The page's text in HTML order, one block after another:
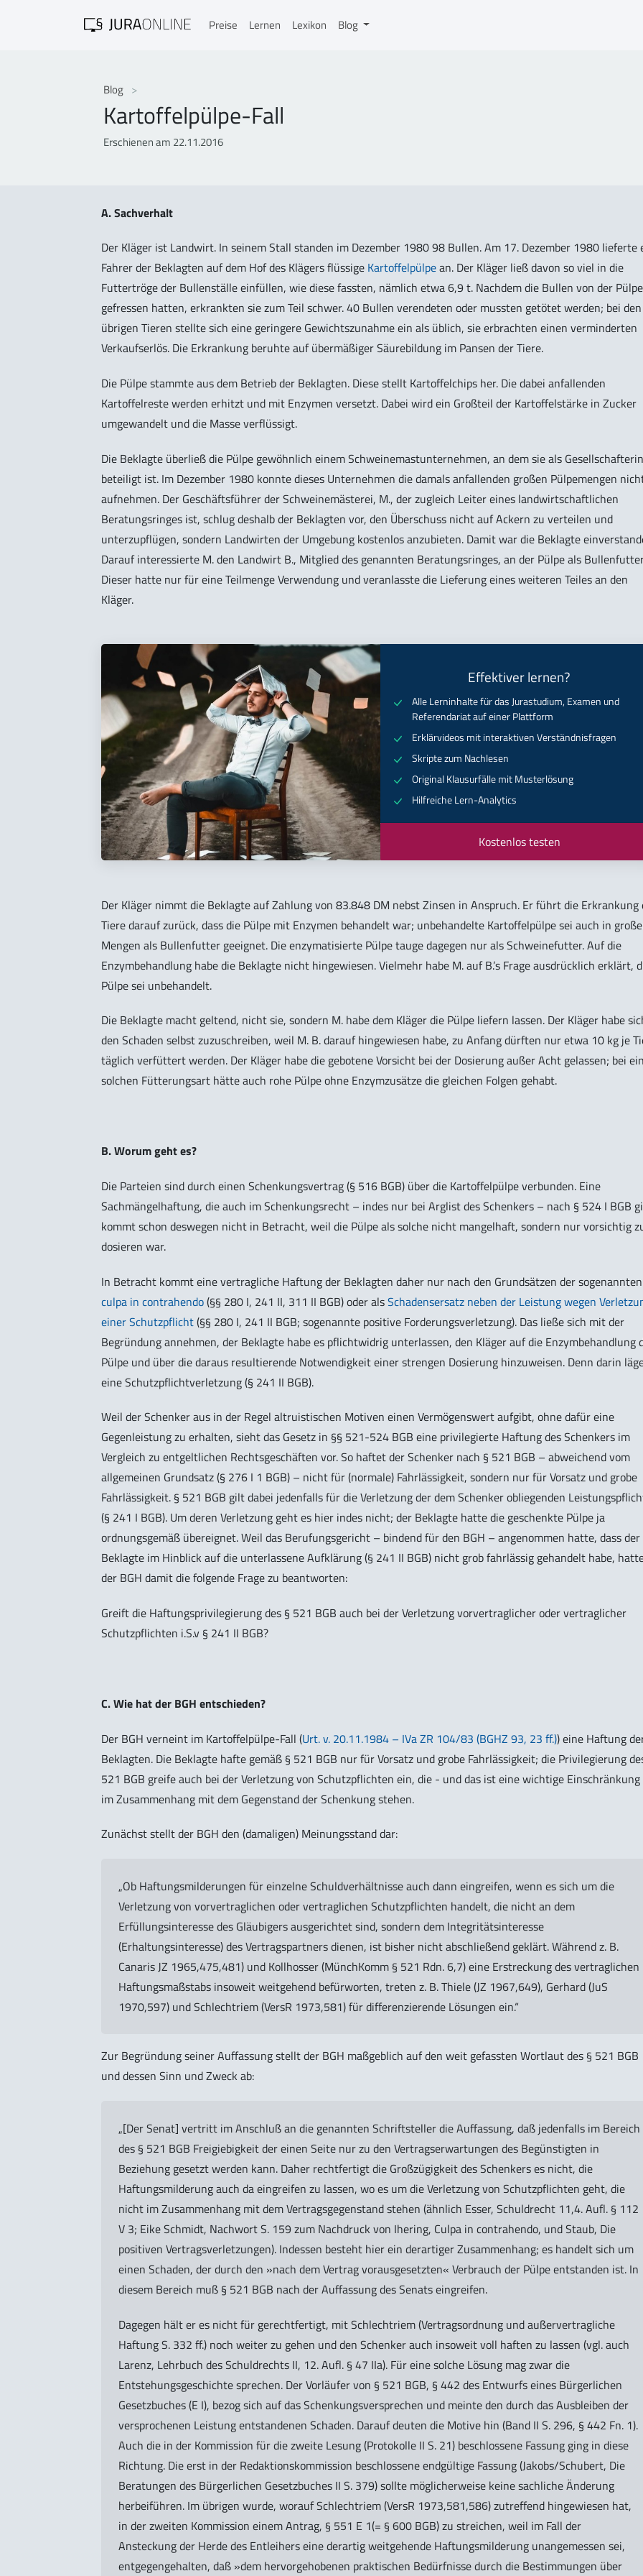
Preise Lernen Lexikon Blog
Blog
Kartoffelpülpe-Fall
Erschienen am 22.11.2016
A. Sachverhalt
Der Kläger ist Landwirt. In seinem Stall standen im Dezember 1980 98 Bullen. Am 17. Dezember 1980 lieferte
Fahrer der Beklagten auf dem Hof des Klägers flüssige Kartoffelpülpean. Der Kläger ließ davon so viel in die
Futtertröge der Bullenställe einfüllen, wie diese fassten, nämlich etwa 6,9 t. Nachdem die Bullen von der Pülpe
gefressen hatten, erkrankten sie zum Teil schwer. 40 Bullen verendeten oder mussten getötet werden; bei den
übrigen Tieren stellte sich eine geringere Gewichtszunahme ein als üblich, sie erbrachten einen verminderten
Verkaufserlös. Die Erkrankung beruhte auf übermäßiger Säurebildung im Pansen der Tiere.
Die Pülpe stammte aus dem Betrieb der Beklagten. Diese stellt Kartoffelchips her. Die dabei anfallenden
Kartoffelreste werden erhitzt und mit Enzymen versetzt. Dabei wird ein Großteil der Kartoffelstärke in Zucker
umgewandelt und die Masse verflüssigt.
Die Beklagte überließ die Pülpe gewöhnlich einem Schweinemastunternehmen, an dem sie als Gesellschafterin
beteiligt ist. Im Dezember 1980 konnte dieses Unternehmen die damals anfallenden großen Pülpemengen
aufnehmen. Der Geschäftsführer der Schweinemästerei, M., der zugleich Leiter eines landwirtschaftlichen
Beratungsringes ist, schlug deshalb der Beklagten vor, den Überschuss nicht auf Ackern zu verteilen und
unterzupflügen, sondern Landwirten der Umgebung kostenlos anzubieten. Damit war die Beklagte
Darauf interessierte M. den Landwirt B., Mitglied des genannten Beratungsringes, an der Pülpe als
Dieser hatte nur für eine Teilmenge Verwendung und veranlasste die Lieferung eines weiteren Teiles an den
Kläger.
Effektiver lernen?
Alle Lerninhalte für das Jurastudium, Examen und
Referendariat auf einer Plattform
Erklärvideos mit interaktiven Verständnisfragen
Skripte zum Nachlesen
Original Klausurfälle mit Musterlösung
Hilfreiche Lern-Analytics
Kostenlos testen
Der Kläger nimmt die Beklagte auf Zahlung von 83.848 DM nebst Zinsen in Anspruch. Er führt die Erkrankung
Tiere darauf zurück, dass die Pülpe mit Enzymen behandelt war; unbehandelte Kartoffelpülpe sei auch in
Mengen als Bullenfutter geeignet. Die enzymatisierte Pülpe tauge dagegen nur als Schweinefutter. Auf die
Enzymbehandlung habe die Beklagte nicht hingewiesen. Vielmehr habe M. auf B.’s Frage ausdrücklich erklärt,
Pülpe sei unbehandelt.
Die Beklagte macht geltend, nicht sie, sondern M. habe dem Kläger die Pülpe liefern lassen. Der Kläger habe
den Schaden selbst zuzuschreiben, weil M. B. darauf hingewiesen habe, zu Anfang dürften nur etwa 10 kg je
täglich verfüttert werden. Der Kläger habe die gebotene Vorsicht bei der Dosierung außer Acht gelassen; bei
solchen Fütterungsart hätte auch rohe Pülpe ohne Enzymzusätze die gleichen Folgen gehabt.
B. Worum geht es?
Die Parteien sind durch einen Schenkungsvertrag (§ 516 BGB) über die Kartoffelpülpe verbunden. Eine
Sachmängelhaftung, die auch im Schenkungsrecht – indes nur bei Arglist des Schenkers – nach § 524 I BGB
kommt schon deswegen nicht in Betracht, weil die Pülpe als solche nicht mangelhaft, sondern nur vorsichtig
dosieren war.
In Betracht kommt eine vertragliche Haftung der Beklagten daher nur nach den Grundsätzen der sogenannten
culpa in contrahendo(§§ 280 I, 241 II, 311 II BGB) oder alsSchadensersatz neben der Leistung wegen
einer Schutzpflicht(§§ 280 I, 241 II BGB; sogenannte positive Forderungsverletzung). Das ließe sich mit der
Begründung annehmen, der Beklagte habe es pflichtwidrig unterlassen, den Kläger auf die Enzymbehandlung
Pülpe und über die daraus resultierende Notwendigkeit einer strengen Dosierung hinzuweisen. Denn darin
eine Schutzpflichtverletzung (§ 241 II BGB).
Weil der Schenker aus in der Regel altruistischen Motiven einen Vermögenswert aufgibt, ohne dafür eine
Gegenleistung zu erhalten, sieht das Gesetz in §§ 521-524 BGB eine privilegierte Haftung des Schenkers im
Vergleich zu entgeltlichen Rechtsgeschäften vor. So haftet der Schenker nach § 521 BGB – abweichend vom
allgemeinen Grundsatz (§ 276 I 1 BGB) – nicht für (normale) Fahrlässigkeit, sondern nur für Vorsatz und grobe
Fahrlässigkeit. § 521 BGB gilt dabei jedenfalls für die Verletzung der dem Schenker obliegenden
(§ 241 I BGB). Um deren Verletzung geht es hier indes nicht; der Beklagte hatte die geschenkte Pülpe ja
ordnungsgemäß übereignet. Weil das Berufungsgericht – bindend für den BGH – angenommen hatte, dass der
Beklagte im Hinblick auf die unterlassene Aufklärung (§ 241 II BGB) nicht grob fahrlässig gehandelt habe,
der BGH damit die folgende Frage zu beantworten:
Greift die Haftungsprivilegierung des § 521 BGB auch bei der Verletzung vorvertraglicher oder vertraglicher
Schutzpflichten i.S.v § 241 II BGB?
C. Wie hat der BGH entschieden?
Der BGH verneint im Kartoffelpülpe-Fall (Urt. v. 20.11.1984 – IVa ZR 104/83 (BGHZ 93, 23 ff.)) eine Haftung
Beklagten. Die Beklagte hafte gemäß § 521 BGB nur für Vorsatz und grobe Fahrlässigkeit; die Privilegierung
521 BGB greife auch bei der Verletzung von Schutzpflichten ein, die - und das ist eine wichtige
im Zusammenhang mit dem Gegenstand der Schenkung stehen.
Zunächst stellt der BGH den (damaligen) Meinungsstand dar:
„Ob Haftungsmilderungen für einzelne Schuldverhältnisse auch dann eingreifen, wenn es sich um die
Verletzung von vorvertraglichen oder vertraglichen Schutzpflichten handelt, die nicht an dem
Erfüllungsinteresse des Gläubigers ausgerichtet sind, sondern dem Integritätsinteresse
(Erhaltungsinteresse) des Vertragspartners dienen, ist bisher nicht abschließend geklärt. Während z. B.
Canaris JZ 1965,475,481) und Kollhosser (MünchKomm § 521 Rdn. 6,7) eine Erstreckung des vertraglichen
Haftungsmaßstabs insoweit weitgehend befürworten, treten z. B. Thiele (JZ 1967,649), Gerhard (JuS
1970,597) und Schlechtriem (VersR 1973,581) für differenzierende Lösungen ein.“
Zur Begründung seiner Auffassung stellt der BGH maßgeblich auf den weit gefassten Wortlaut des § 521 BGB
und dessen Sinn und Zweck ab:
„[Der Senat] vertritt im Anschluß an die genannten Schriftsteller die Auffassung, daß jedenfalls im Bereich
des § 521 BGB Freigiebigkeit der einen Seite nur zu den Vertragserwartungen des Begünstigten in
Beziehung gesetzt werden kann. Daher rechtfertigt die Großzügigkeit des Schenkers es nicht, die
Haftungsmilderung auch da eingreifen zu lassen, wo es um die Verletzung von Schutzpflichten geht, die
nicht im Zusammenhang mit dem Vertragsgegenstand stehen (ähnlich Esser, Schuldrecht 11,4. Aufl. § 112
V 3; Eike Schmidt, Nachwort S. 159 zum Nachdruck von Ihering, Culpa in contrahendo, und Staub, Die
positiven Vertragsverletzungen). Indessen besteht hier ein derartiger Zusammenhang; es handelt sich um
einen Schaden, der durch den »nach dem Vertrag vorausgesetzten« Verbrauch der Pülpe entstanden ist. In
diesem Bereich muß § 521 BGB nach der Auffassung des Senats eingreifen.
Dagegen hält er es nicht für gerechtfertigt, mit Schlechtriem (Vertragsordnung und außervertragliche
Haftung S. 332 ff.) noch weiter zu gehen und den Schenker auch insoweit voll haften zu lassen (vgl. auch
Larenz, Lehrbuch des Schuldrechts II, 12. Aufl. § 47 IIa). Für eine solche Lösung mag zwar die
Entstehungsgeschichte sprechen. Der Vorläufer von § 521 BGB, § 442 des Entwurfs eines Bürgerlichen
Gesetzbuches (E I), bezog sich auf das Schenkungsversprechen und meinte den durch das Ausbleiben der
versprochenen Leistung entstandenen Schaden. Darauf deuten die Motive hin (Band II S. 296, § 442 Fn. 1).
Auch die in der Kommission für die zweite Lesung (Protokolle II S. 21) beschlossene Fassung ging in diese
Richtung. Die erst in der Redaktionskommission beschlossene endgültige Fassung (Jakobs/Schubert, Die
Beratungen des Bürgerlichen Gesetzbuches II S. 379) sollte möglicherweise keine sachliche Änderung
herbeiführen. Im übrigen wurde, worauf Schlechtriem (VersR 1973,581,586) zutreffend hingewiesen hat,
in der zweiten Kommission einem Antrag, § 551 E 1(= § 600 BGB) zu streichen, weil im Fall der
Ansteckung der Herde des Entleihers eine derartig weitgehende Haftungsmilderung unangemessen sei,
entgegengehalten, daß »dem hervorgehobenen praktischen Bedürfnisse durch die Bestimmungen über